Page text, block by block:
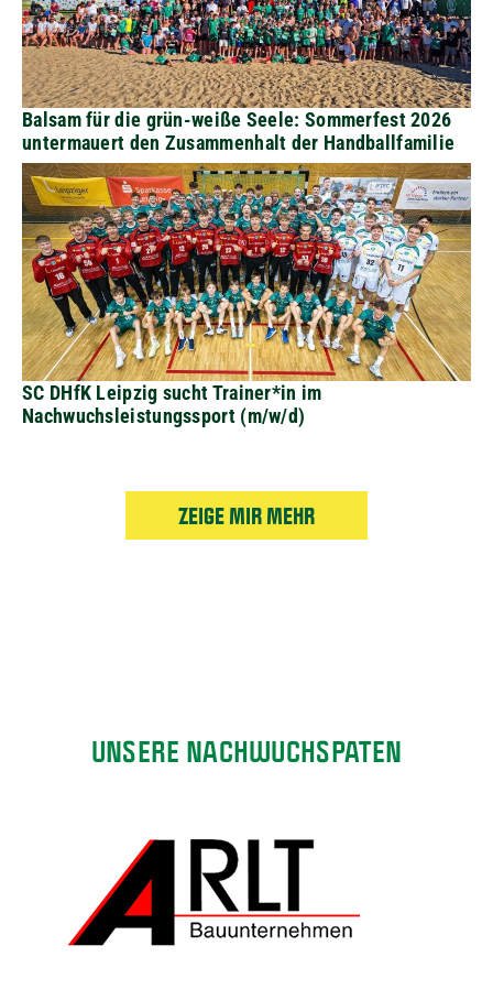
Balsam für die grün-weiße Seele: Sommerfest 2026
untermauert den Zusammenhalt der Handballfamilie
SC DHfK Leipzig sucht Trainer*in im
Nachwuchsleistungssport (m/w/d)
ZEIGE MIR MEHR
UNSERE NACHWUCHSPATEN